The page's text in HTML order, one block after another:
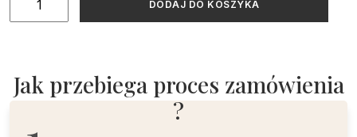
butelki
ozdobne
DODAJ DO KOSZYKA
Jak przebiega proces zamówienia
?